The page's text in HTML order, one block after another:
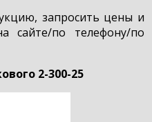
запросить цены и
сайте/по телефону/по
2-300-25